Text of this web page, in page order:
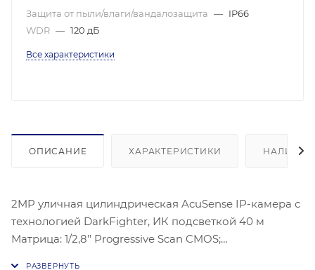
Защита от пыли/влаги/вандалозащита — IP66
WDR — 120 дБ
Все характеристики
ОПИСАНИЕ ХАРАКТЕРИСТИКИ НАЛИЧИЕ
2MP уличная цилиндрическая AcuSense IP-камера с
технологией DarkFighter, ИК подсветкой 40 м
Матрица: 1/2,8’’ Progressive Scan CMOS;